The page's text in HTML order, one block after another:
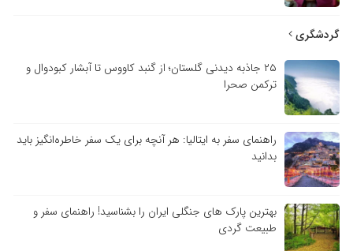
گردشگری
۲۵ جاذبه دیدنی گلستان؛ از گنبد کاووس تا آبشار کبودوال و
ترکمن صحرا
راهنمای سفر به ایتالیا: هر آنچه برای یک سفر خاطره‌انگیز باید
بدانید
بهترین پارک های جنگلی ایران را بشناسید! راهنمای سفر و
طبیعت گردی